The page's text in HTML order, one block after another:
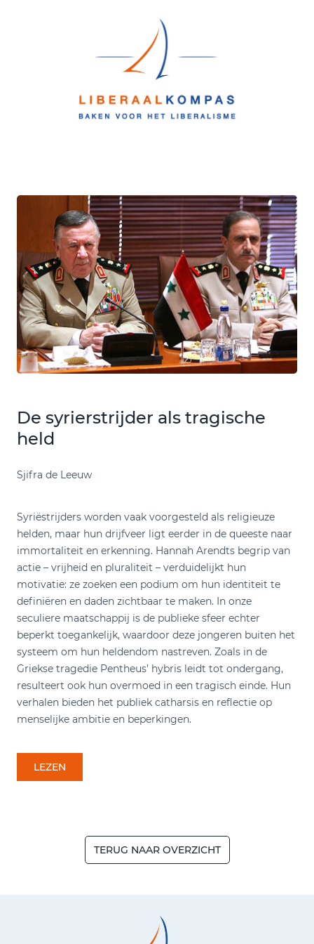
De syrierstrijder als tragische
held
Sjifra de Leeuw
Syriëstrijders worden vaak voorgesteld als religieuze
helden, maar hun drijfveer ligt eerder in de queeste naar
immortaliteit en erkenning. Hannah Arendts begrip van
actie – vrijheid en pluraliteit – verduidelijkt hun
motivatie: ze zoeken een podium om hun identiteit te
definiëren en daden zichtbaar te maken. In onze
seculiere maatschappij is de publieke sfeer echter
beperkt toegankelijk, waardoor deze jongeren buiten het
systeem om hun heldendom nastreven. Zoals in de
Griekse tragedie Pentheus’ hybris leidt tot ondergang,
resulteert ook hun overmoed in een tragisch einde. Hun
verhalen bieden het publiek catharsis en reflectie op
menselijke ambitie en beperkingen.
LEZEN
TERUG NAAR OVERZICHT